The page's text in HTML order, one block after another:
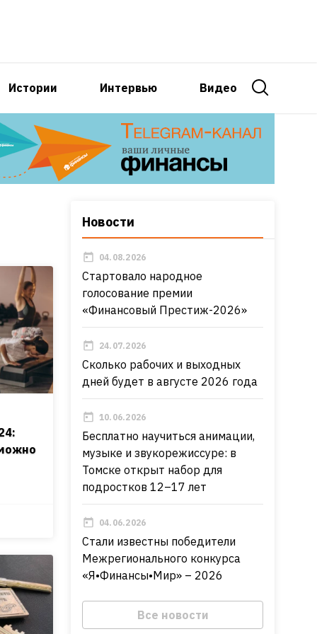
Истории Интервью Видео
Новости
04.08.2026
Стартовало народное
голосование премии
«Финансовый Престиж-2026»
24.07.2026
Сколько рабочих и выходных
дней будет в августе 2026 года
10.06.2026
Бесплатно научиться анимации,
музыке и звукорежиссуре: в
Томске открыт набор для
подростков 12–17 лет
04.06.2026
Стали известны победители
Межрегионального конкурса
«Я•Финансы•Мир» – 2026
Все новости